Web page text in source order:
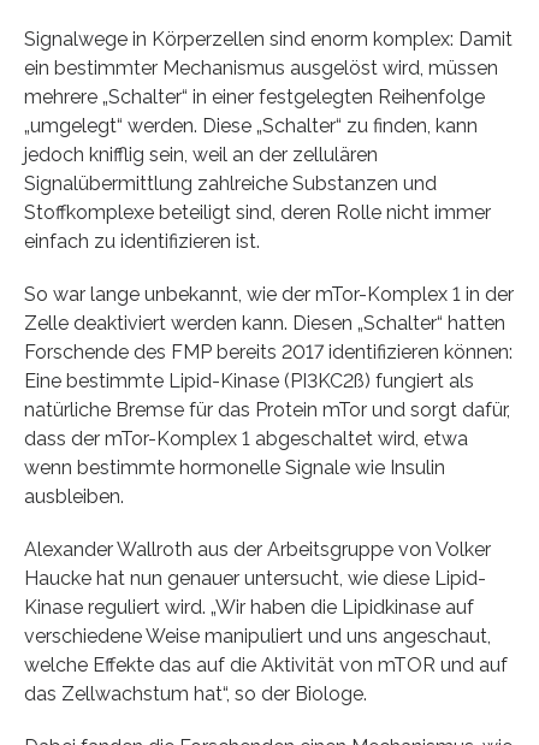
Signalwege in Körperzellen sind enorm komplex: Damit
ein bestimmter Mechanismus ausgelöst wird, müssen
mehrere „Schalter“ in einer festgelegten Reihenfolge
„umgelegt“ werden. Diese „Schalter“ zu finden, kann
jedoch knifflig sein, weil an der zellulären
Signalübermittlung zahlreiche Substanzen und
Stoffkomplexe beteiligt sind, deren Rolle nicht immer
einfach zu identifizieren ist.
So war lange unbekannt, wie der mTor-Komplex 1 in der
Zelle deaktiviert werden kann. Diesen „Schalter“ hatten
Forschende des FMP bereits 2017 identifizieren können:
Eine bestimmte Lipid-Kinase (PI3KC2ß) fungiert als
natürliche Bremse für das Protein mTor und sorgt dafür,
dass der mTor-Komplex 1 abgeschaltet wird, etwa
wenn bestimmte hormonelle Signale wie Insulin
ausbleiben.
Alexander Wallroth aus der Arbeitsgruppe von Volker
Haucke hat nun genauer untersucht, wie diese Lipid-
Kinase reguliert wird. „Wir haben die Lipidkinase auf
verschiedene Weise manipuliert und uns angeschaut,
welche Effekte das auf die Aktivität von mTOR und auf
das Zellwachstum hat“, so der Biologe.